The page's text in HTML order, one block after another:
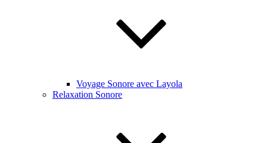
Voyage Sonore avec Layola
Relaxation Sonore